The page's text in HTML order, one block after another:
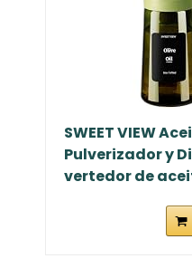
SWEET VIEW
Pulverizador y
vertedor de